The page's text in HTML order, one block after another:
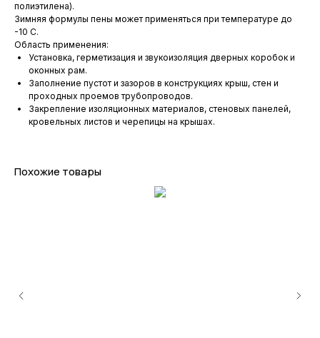
полиэтилена).
Зимняя формулы пены может применяться при температуре до
-10 С.
Область применения:
Установка, герметизация и звукоизоляция дверных коробок и
оконных рам.
Заполнение пустот и зазоров в конструкциях крыш, стен и
проходных проемов трубопроводов.
Закрепление изоляционных материалов, стеновых панелей,
кровельных листов и черепицы на крышах.
Похожие товары